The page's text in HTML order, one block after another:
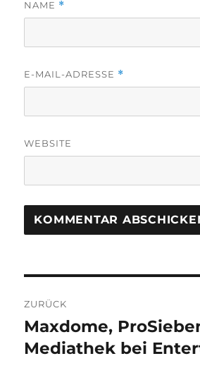
NAME *
E-MAIL-ADRESSE *
WEBSITE
ZURÜCK
Vorheriger
Beitrag:
Maxdome,
Mediathek bei